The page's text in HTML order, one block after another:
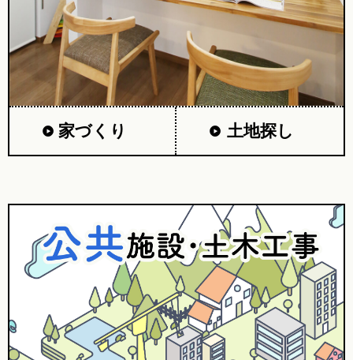
家づくり 土地探し